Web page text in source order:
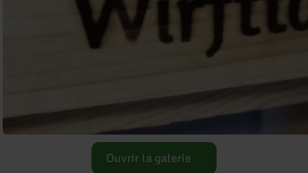
Ouvrir la galerie